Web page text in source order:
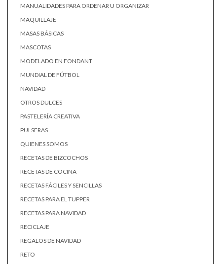
MANUALIDADES PARA ORDENAR U ORGANIZAR
MAQUILLAJE
MASAS BÁSICAS
MASCOTAS
MODELADO EN FONDANT
MUNDIAL DE FÚTBOL
NAVIDAD
OTROS DULCES
PASTELERÍA CREATIVA
PULSERAS
QUIENES SOMOS
RECETAS DE BIZCOCHOS
RECETAS DE COCINA
RECETAS FÁCILES Y SENCILLAS
RECETAS PARA EL TUPPER
RECETAS PARA NAVIDAD
RECICLAJE
REGALOS DE NAVIDAD
RETO